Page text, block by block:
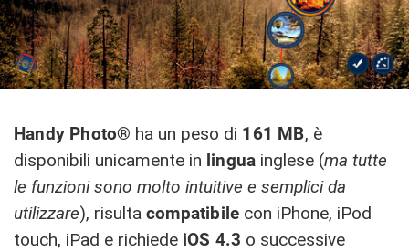
Handy Photo® ha un peso di 161 MB, è
disponibili unicamente in lingua inglese (ma tutte
le funzioni sono molto intuitive e semplici da
utilizzare), risulta compatibile con iPhone, iPod
touch, iPad e richiede iOS 4.3 o successive